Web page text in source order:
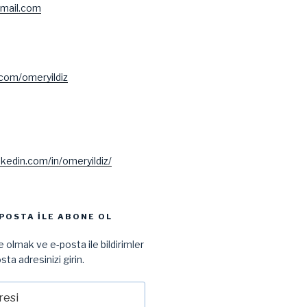
omeryildiz
in/omeryildiz/
ILE ABONE OL
olmak ve e-posta ile bildirimler
adresinizi girin.